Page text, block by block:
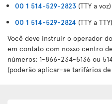
00 1 514-529-2823 (TTY a voz)
00 1 514-529-2824 (TTY a TTY)
Você deve instruir o operador
em contato com nosso centro
números: 1-866-234-5136 ou
(poderão aplicar-se tarifários